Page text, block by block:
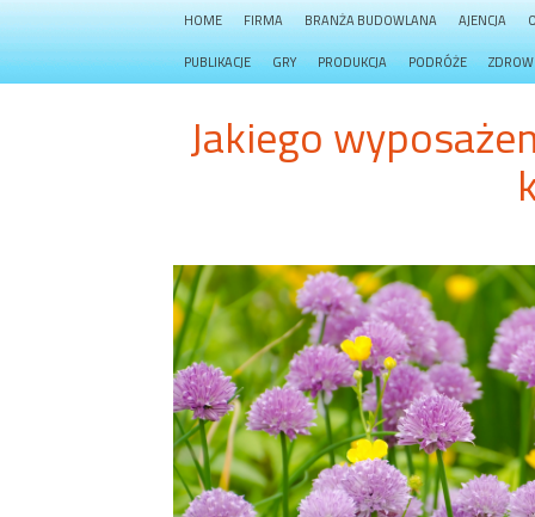
HOME FIRMA BRANŻA BUDOWLANA AJENCJA
PUBLIKACJE GRY PRODUKCJA PODRÓŻE
Jakiego